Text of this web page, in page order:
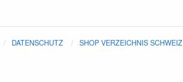
DATENSCHUTZ SHOP VERZEICHNIS SCHWEIZ